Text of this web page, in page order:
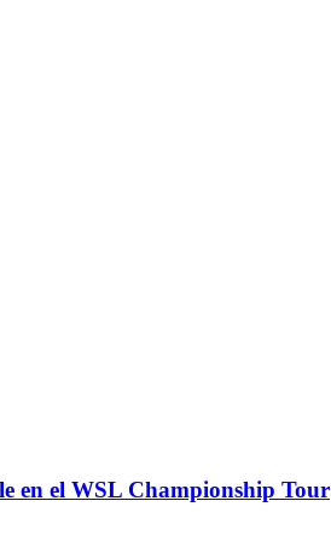
en el WSL Championship Tour